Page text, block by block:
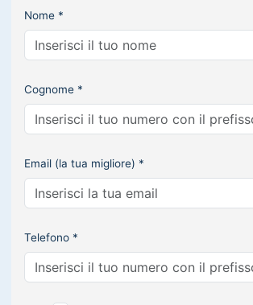
Nome *
Cognome *
Email (la tua migliore) *
Telefono *